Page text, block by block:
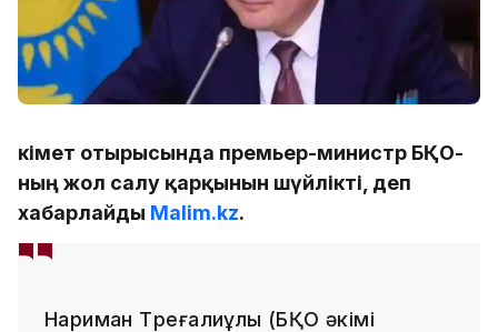
Үкімет отырысында премьер-министр БҚО-
ның жол салу қарқынын шүйлікті, деп
хабарлайды Malim.kz.
Нариман Төреғалиұлы (БҚО әкімі